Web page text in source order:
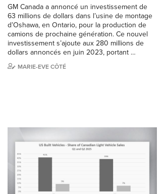
GM Canada a annoncé un investissement de
63 millions de dollars dans l’usine de montage
d’Oshawa, en Ontario, pour la production de
camions de prochaine génération. Ce nouvel
investissement s’ajoute aux 280 millions de
dollars annoncés en juin 2023, portant …
MARIE-EVE CÔTÉ